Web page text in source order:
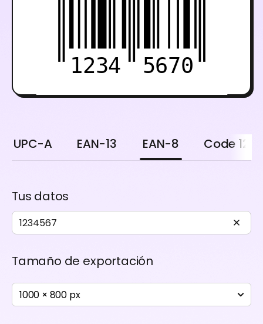
1234 5670
UPC-A EAN-13 EAN-8 Code 128
Tus datos
Tamaño de exportación
1000 × 800 px